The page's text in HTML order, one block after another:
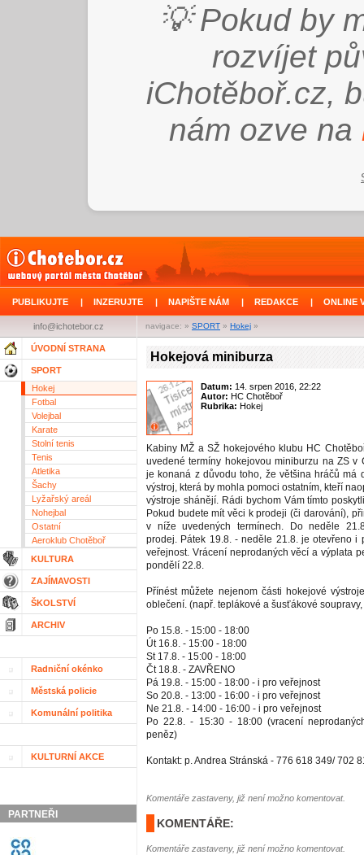
💡 Pokud by
rozvíjet
iChotěboř.cz,
nám ozve na
PUBLIKUJTE | INZERUJTE | NAPIŠTE NÁM | REDAKCE | ONLINE
navigace: » SPORT » Hokej »
info@ichotebor.cz
ÚVODNÍ STRANA
SPORT
Hokej
Fotbal
Volejbal
Karate
Stolní tenis
Tenis
Atletika
Šachy
Lyžařský areál
Nohejbal
Ostatní
Aeroklub Chotěboř
KULTURA
ZAJÍMAVOSTI
ŠKOLSTVÍ
ARCHIV
Radniční okénko
Městská policie
Komunální politika
KULTURNÍ AKCE
PARTNEŘI
Hokejová miniburza
Datum: 14. srpen 2016, 22:22
Autor: HC Chotěboř
Rubrika: Hokej
Kabiny MŽ a SŽ hokejového klubu HC
uvedené termíny hokejovou miniburzu na ZS v
je konaná z důvodu toho, že většina hráčů má
výstroj, která by mohla pomoci ostatním, kteří
výstroje shánějí. Rádi bychom Vám tímto
Pokud budete mít věci k prodeji (či darování),
v níže uvedených termínech. Do neděle
prodej. Pátek 19.8. - neděle 21.8. je otevřeno i
veřejnost. Vrácení neprodaných věcí a výplata
pondělí 22.8.
Přínést můžete nejenom části hokejové
oblečení. (např. teplákové a šusťákové soupravy,
Po 15.8. - 15:00 - 18:00
Út 16.8. - 15:00 - 18:00
St 17.8. - 15:00 - 18:00
Čt 18.8. - ZAVŘENO
Pá 19.8. - 15:00 - 18:00 - i pro veřejnost
So 20.8. - 13:00 - 16:00 - i pro veřejnost
Ne 21.8. - 14:00 - 16:00 - i pro veřejnost
Po 22.8. - 15:30 - 18:00 (vracení
peněz)
Kontakt: p. Andrea Stránská - 776 618 349/ 702
Komentáře zastaveny, již není možno komentovat.
KOMENTÁŘE:
Komentáře zastaveny, již není možno komentovat.